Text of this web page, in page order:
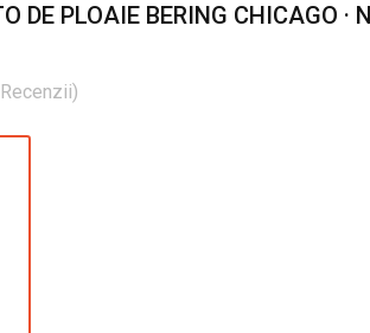
DE PLOAIE BERING CHICAGO ·
Recenzii)